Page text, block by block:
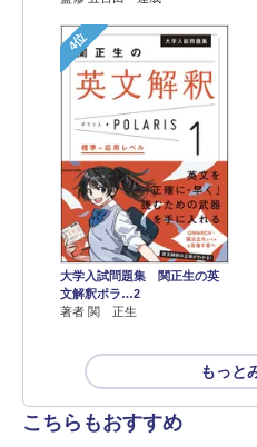
4位
大学入試問題集 関正生の英
文解釈ポラ…2
著者 関 正生
もっと
こちらもおすすめ